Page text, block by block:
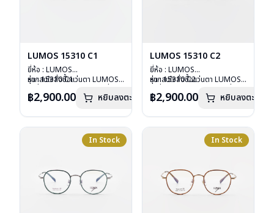
LUMOS 15310 C1
ยี่ห้อ : LUMOS
รุ่น : 15310 C1
เลนส์ : Demo Lens
น้ำหนัก : 16 กรัม
อุปกรณ์ : กล่องแว่น , ผ้าเช็ดแว่น
หากสนใจสั่งชื้อแว่นตา LUMOS
ลงไว้กรุณาติดต่อเราคลิก
฿2,900.00 หยิบลงตะกร้า
LUMOS 15310 C2
ยี่ห้อ : LUMOS
รุ่น : 15310 C2
เลนส์ : Demo Lens
น้ำหนัก : 16 กรัม
อุปกรณ์ : กล่องแว่น , ผ้าเช็ดแว่น
หากสนใจสั่งชื้อแว่นตา LUMOS
ลงไว้กรุณาติดต่อเราคลิก
฿2,900.00 หยิบลงตะกร้า
In Stock In Stock